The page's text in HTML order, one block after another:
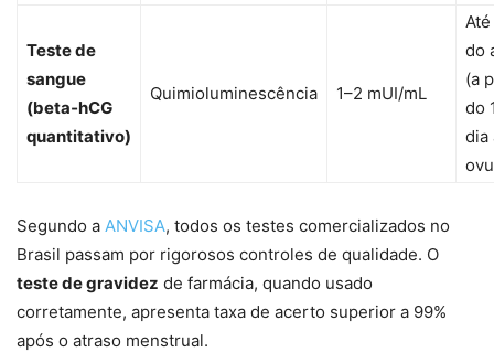
Teste de
sangue
(beta‑hCG
quantitativo)
Quimioluminescência 1–2 mUI/mL
do
(a
do
dia
Segundo a ANVISA, todos os testes comercializados no
Brasil passam por rigorosos controles de qualidade. O
teste de gravidez de farmácia, quando usado
corretamente, apresenta taxa de acerto superior a 99%
após o atraso menstrual.